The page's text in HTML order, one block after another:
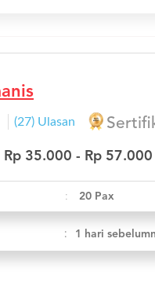
(27) Ulasan
Rp 35.000 - Rp 57.000
: 20 Pax
: 1 hari